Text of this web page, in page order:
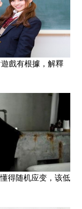
戲有根據，解釋
得随机应变，该低